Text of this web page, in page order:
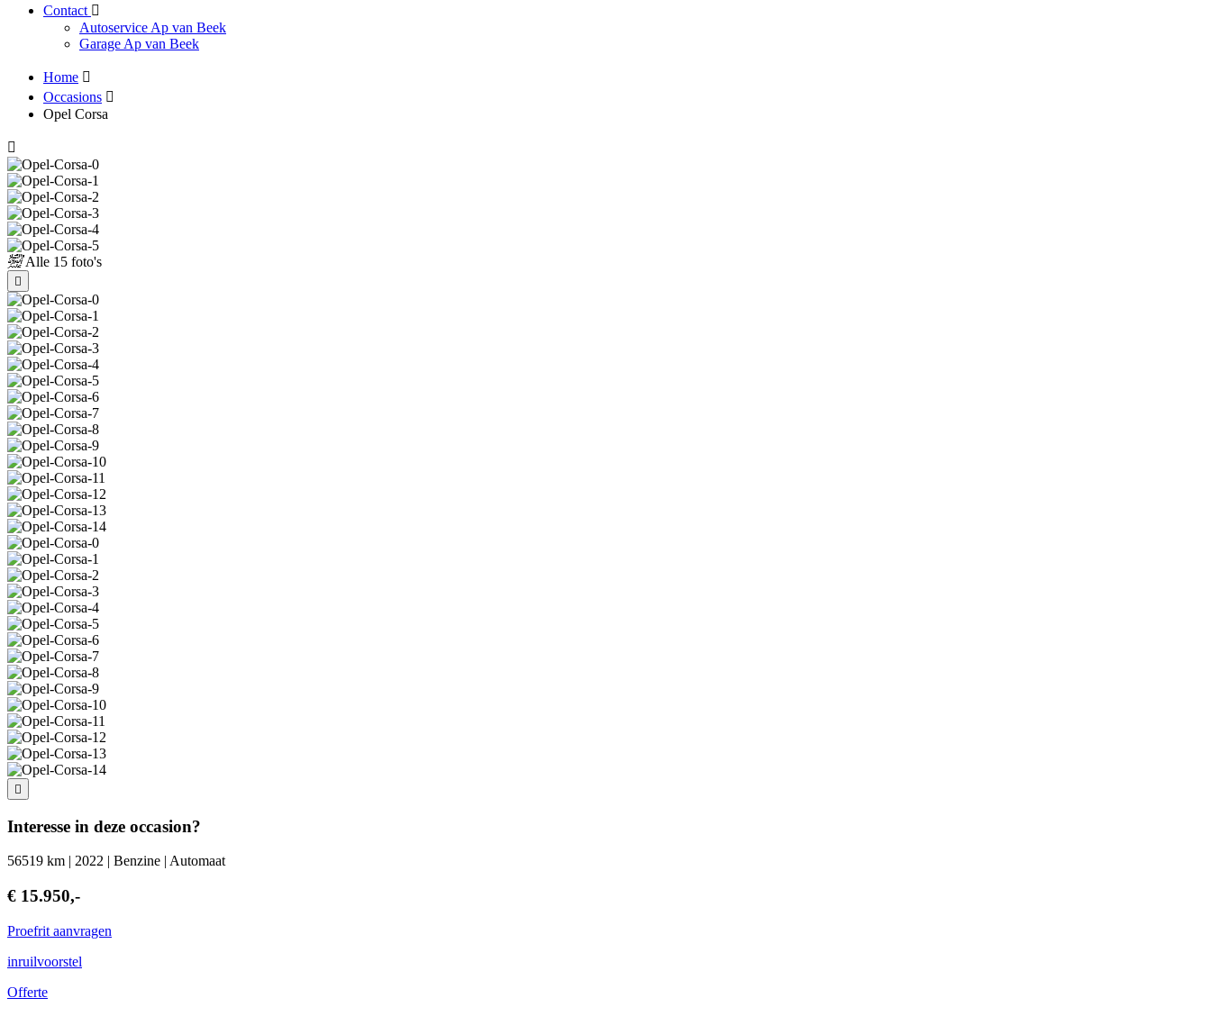
Contact
Autoservice Ap van Beek
Garage Ap van Beek
Home
Occasions
Opel Corsa
Alle 15 foto's
Interesse in deze occasion?
56519 km | 2022 | Benzine | Automaat
€ 15.950,-
Proefrit aanvragen
inruilvoorstel
Offerte